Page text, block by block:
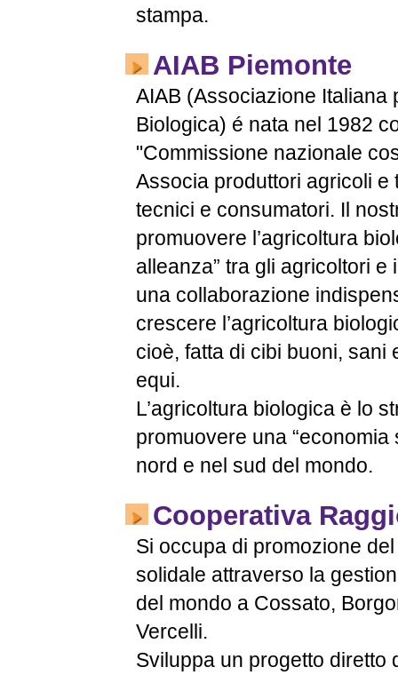
stampa.
AIAB Piemonte
AIAB (Associazione Italiana
Biologica) é nata nel 1982
"Commissione nazionale
Associa produttori agricoli e
tecnici e consumatori. Il
promuovere l’agricoltura
alleanza” tra gli agricoltori e
una collaborazione
crescere l’agricoltura
cioè, fatta di cibi buoni, sani
equi.
L’agricoltura biologica è lo
promuovere una “economia
nord e nel sud del mondo.
Cooperativa
Si occupa di promozione
solidale attraverso la
del mondo a Cossato,
Vercelli.
Sviluppa un progetto diretto